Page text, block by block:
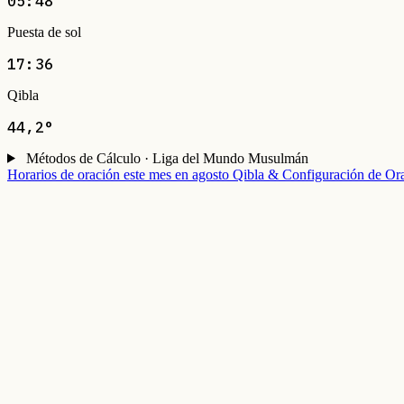
Puesta de sol
17:36
Qibla
44,2°
Métodos de Cálculo · Liga del Mundo Musulmán
Horarios de oración este mes en agosto Qibla & Configuración de